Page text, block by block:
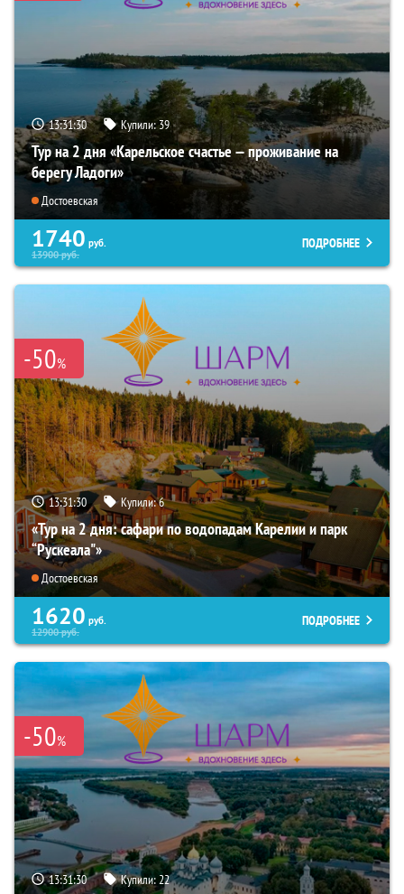
13:31:28 Купили:39
Тур на 2 дня «Карельское счастье — проживание на
берегу Ладоги»
Достоевская
1740 руб.
13900руб.
ПОДРОБНЕЕ
-50%
13:31:28 Купили:6
«Тур на 2 дня: сафари по водопадам Карелии и парк
“Рускеала"»
Достоевская
1620 руб.
12900руб.
ПОДРОБНЕЕ
-50%
13:31:28 Купили:22